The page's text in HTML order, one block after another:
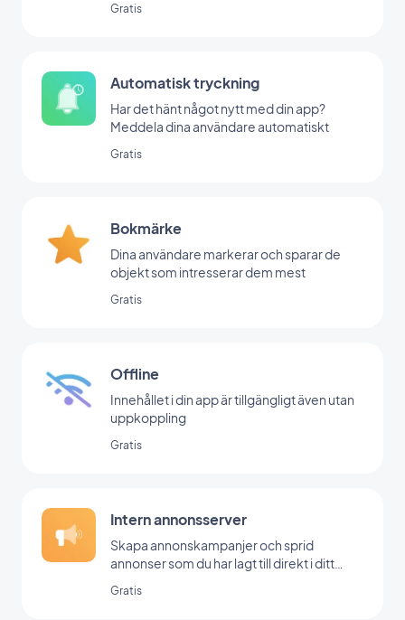
Gratis
Automatisk tryckning
Har det hänt något nytt med din app?
Meddela dina användare automatiskt
Gratis
Bokmärke
Dina användare markerar och sparar de
objekt som intresserar dem mest
Gratis
Offline
Innehållet i din app är tillgängligt även utan
uppkoppling
Gratis
Intern annonsserver
Skapa annonskampanjer och sprid
annonser som du har lagt till direkt i ditt
Gratis